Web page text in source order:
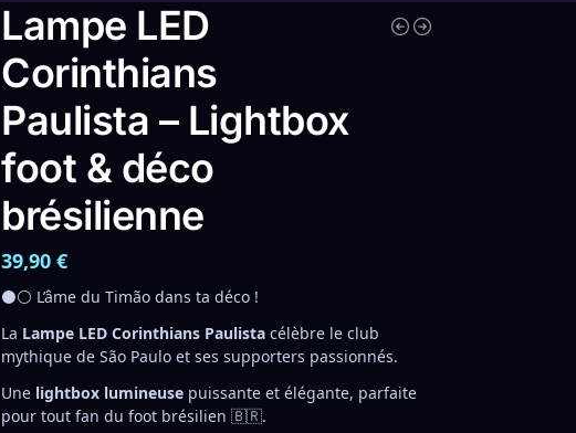
Lampe LED
Corinthians
Paulista – Lightbox
foot & déco
brésilienne
39,90€
⚫⚪ L’âme du Timão dans ta déco !
La Lampe LED Corinthians Paulista célèbre le club
mythique de São Paulo et ses supporters passionnés.
Une lightbox lumineuse puissante et élégante, parfaite
pour tout fan du foot brésilien 🇧🇷.